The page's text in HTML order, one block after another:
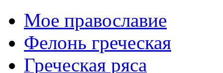
Мое православие
Фелонь греческая
Греческая ряса